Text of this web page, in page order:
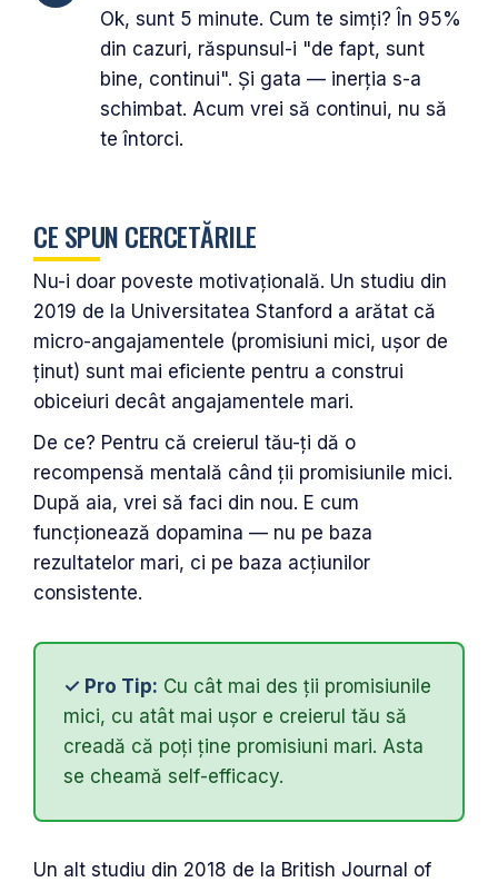
Ok, sunt 5 minute. Cum te simți? În 95%
din cazuri, răspunsul-i "de fapt, sunt
bine, continui". Și gata — inerția s-a
schimbat. Acum vrei să continui, nu să
te întorci.
CE SPUN CERCETĂRILE
Nu-i doar poveste motivațională. Un studiu din
2019 de la Universitatea Stanford a arătat că
micro-angajamentele (promisiuni mici, ușor de
ținut) sunt mai eficiente pentru a construi
obiceiuri decât angajamentele mari.
De ce? Pentru că creierul tău-ți dă o
recompensă mentală când ții promisiunile mici.
După aia, vrei să faci din nou. E cum
funcționează dopamina — nu pe baza
rezultatelor mari, ci pe baza acțiunilor
consistente.
✓ Pro Tip: Cu cât mai des ții promisiunile
mici, cu atât mai ușor e creierul tău să
creadă că poți ține promisiuni mari. Asta
se cheamă self-efficacy.
Un alt studiu din 2018 de la British Journal of